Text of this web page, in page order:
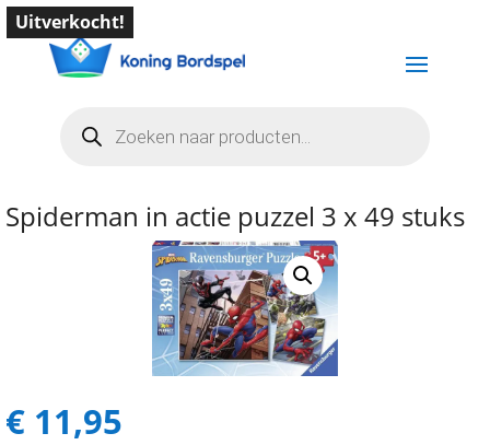
zoeken
Uitverkocht!
Spiderman in actie puzzel 3 x 49 stuks
€ 11,95